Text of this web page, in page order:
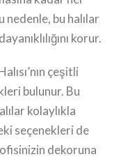
nedenle, bu halılar
korur.
çeşitli
bulunur. Bu
kolaylıkla
seçenekleri de
dekoruna